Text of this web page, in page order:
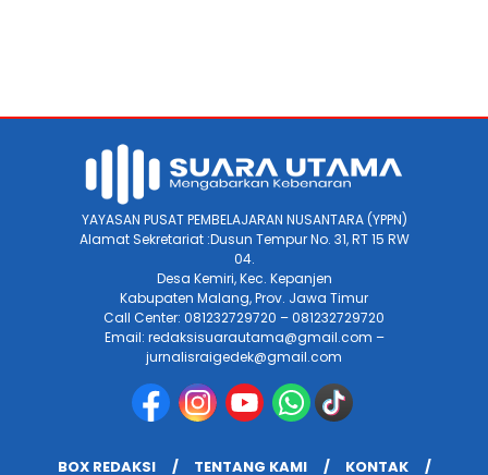
YAYASAN PUSAT PEMBELAJARAN NUSANTARA (YPPN)
Alamat Sekretariat :Dusun Tempur No. 31, RT 15 RW
04.
Desa Kemiri, Kec. Kepanjen
Kabupaten Malang, Prov. Jawa Timur
Call Center: 081232729720 – 081232729720
Email: redaksisuarautama@gmail.com –
jurnalisraigedek@gmail.com
BOX REDAKSI TENTANG KAMI KONTAK